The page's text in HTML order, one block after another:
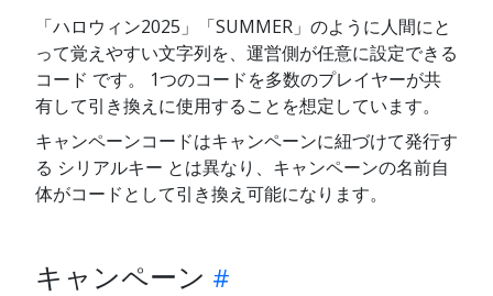
「ハロウィン2025」「SUMMER」のように人間にと
って覚えやすい文字列を、運営側が任意に設定できる
コード です。 1つのコードを多数のプレイヤーが共
有して引き換えに使用することを想定しています。
キャンペーンコードはキャンペーンに紐づけて発行す
る シリアルキー とは異なり、キャンペーンの名前自
体がコードとして引き換え可能になります。
キャンペーン